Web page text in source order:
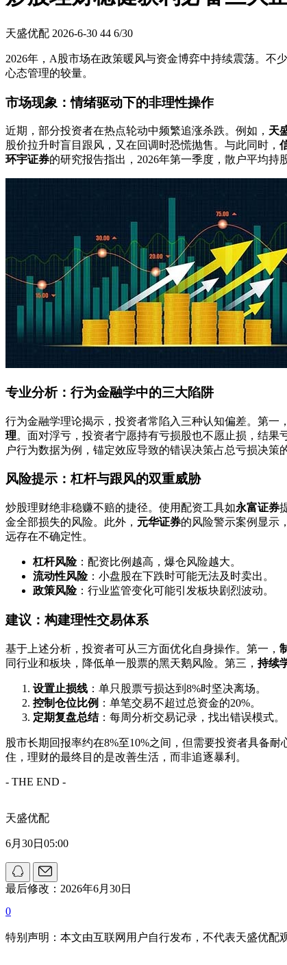
天盛优配 2026-6-30 44 6/30
2026年，A股市场在政策暖风与资金博弈中持续震荡。不
心态管理的较量。
市场现象：情绪驱动下的非理性操作
近期，部分投资者在热点轮动中频繁追涨杀跌。例如， 天
股价拉升时盲目跟风，又在回调时恐慌抛售。与此同时，
环宇证券的研究报告指出，2026年第一季度，散户平均持
专业分析：行为金融学中的三大陷阱
行为金融学理论揭示，投资者常陷入三种认知偏差。第一，
理。面对浮亏，投资者宁愿持有亏损股也不愿止损，结果
户行为数据为例，锚定效应导致的错误决策占总亏损决策的
风险提示：杠杆与跟风的双重威胁
炒股理财绝非稳赚不赔的捷径。使用配资工具如永富证券
金全部损失的风险。此外， 元华证券的风险警示案例显示
远存在不确定性。
杠杆风险：配资比例越高，爆仓风险越大。
流动性风险：小盘股在下跌时可能无法及时卖出。
政策风险：行业监管变化可能引发板块剧烈波动。
建议：构建理性交易体系
基于上述分析，投资者可从三方面优化自身操作。第一，
同行业和板块，降低单一股票的黑天鹅风险。第三， 持续
设置止损线 ：单只股票亏损达到8%时坚决离场。
控制仓位比例 ：单笔交易不超过总资金的20%。
定期复盘总结：每周分析交易记录，找出错误模式。
股市长期回报率约在8%至10%之间，但需要投资者具备耐
住，理财的最终目的是改善生活，而非追逐暴利。
- THE END -
天盛优配
6月30日05:00
最后修改：2026年6月30日
0
特别声明：本文由互联网用户自行发布，不代表天盛优配